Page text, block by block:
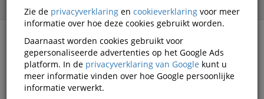
filter
Papierwaren
Enveloppen
Luchtkussen enveloppen
Zie de privacyverklaring en cookieverklaring voor meer
informatie over hoe deze cookies gebruikt worden.
Daarnaast worden cookies gebruikt voor
gepersonaliseerde advertenties op het Google Ads
platform. In de privacyverklaring van Google kunt u
meer informatie vinden over hoe Google persoonlijke
informatie verwerkt.